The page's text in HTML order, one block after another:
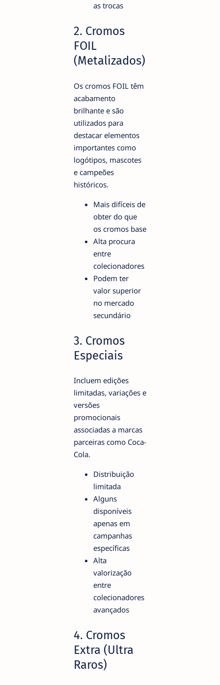
as trocas
2. Cromos
FOIL
(Metalizados)
Os cromos FOIL têm
acabamento
brilhante e são
utilizados para
destacar elementos
importantes como
logótipos, mascotes
e campeões
históricos.
Mais difíceis de
obter do que
os cromos base
Alta procura
entre
colecionadores
Podem ter
valor superior
no mercado
secundário
3. Cromos
Especiais
Incluem edições
limitadas, variações e
versões
promocionais
associadas a marcas
parceiras como Coca-
Cola.
Distribuição
limitada
Alguns
disponíveis
apenas em
campanhas
específicas
Alta
valorização
entre
colecionadores
avançados
4. Cromos
Extra (Ultra
Raros)